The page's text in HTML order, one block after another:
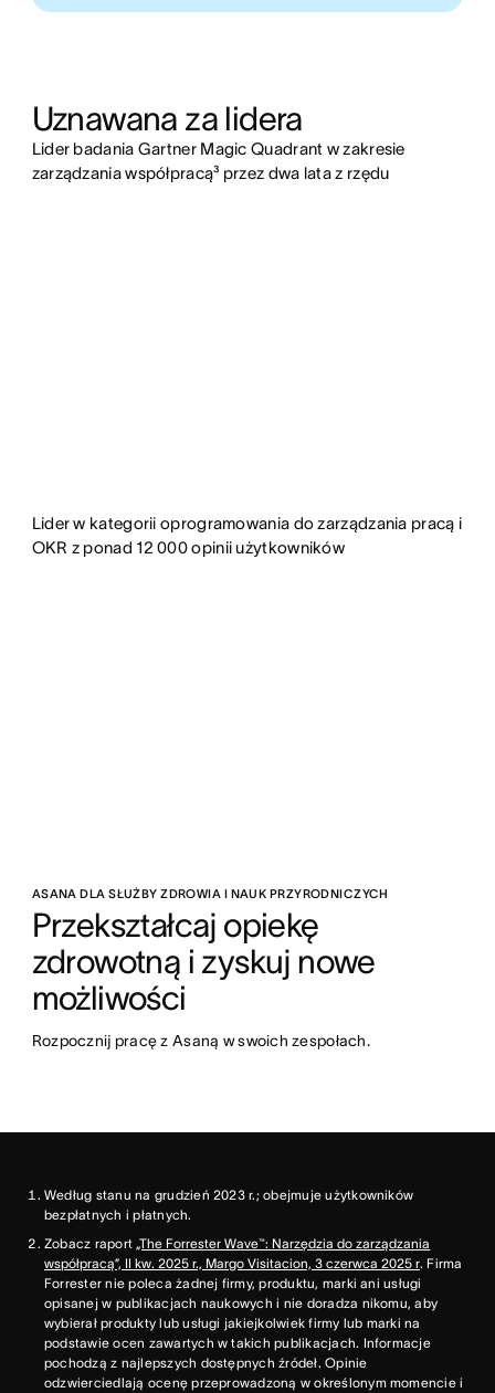
Uznawana za lidera
Lider badania Gartner Magic Quadrant w zakresie
zarządzania współpracą³ przez dwa lata z rzędu
Lider w kategorii oprogramowania do zarządzania pracą i
OKR z ponad 12 000 opinii użytkowników
ASANA DLA SŁUŻBY ZDROWIA I NAUK PRZYRODNICZYCH
Przekształcaj opiekę
zdrowotną i zyskuj nowe
możliwości
Rozpocznij pracę z Asaną w swoich zespołach.
Według stanu na grudzień 2023 r.; obejmuje użytkowników
bezpłatnych i płatnych.
Zobacz raport „The Forrester Wave™: Narzędzia do zarządzania
współpracą”, II kw. 2025 r., Margo Visitacion, 3 czerwca 2025 r. Firma
Forrester nie poleca żadnej firmy, produktu, marki ani usługi
opisanej w publikacjach naukowych i nie doradza nikomu, aby
wybierał produkty lub usługi jakiejkolwiek firmy lub marki na
podstawie ocen zawartych w takich publikacjach. Informacje
pochodzą z najlepszych dostępnych źródeł. Opinie
odzwierciedlają ocenę przeprowadzoną w określonym momencie i